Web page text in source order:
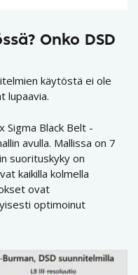
Onko DSD
käytöstä ei ole
lupaavia.
Sigma Black Belt -
avulla. Mallissa on 7
suorituskyky on
kaikilla kolmella
ovat
optimoinut